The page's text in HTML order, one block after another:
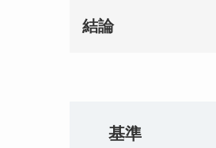
結論
基準